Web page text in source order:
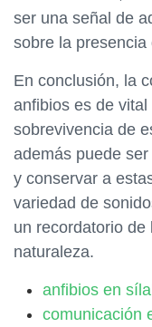
ser una señal de
sobre la
En conclusión, la
anfibios es de
sobrevivencia de
además puede
y conservar a
variedad de
un recordatorio
naturaleza.
anfibios en
comunicación